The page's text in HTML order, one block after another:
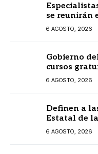
se reunirán
6 AGOSTO, 2026
Gobierno
cursos
prestadores
6 AGOSTO, 2026
Definen a
Estatal de
6 AGOSTO, 2026